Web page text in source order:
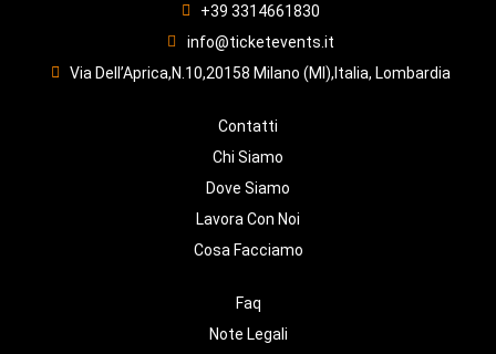
+39 3314661830
info@ticketevents.it
Via Dell’Aprica,N.10,20158 Milano (MI),Italia, Lombardia
Contatti
Chi Siamo
Dove Siamo
Lavora Con Noi
Cosa Facciamo
Faq
Note Legali